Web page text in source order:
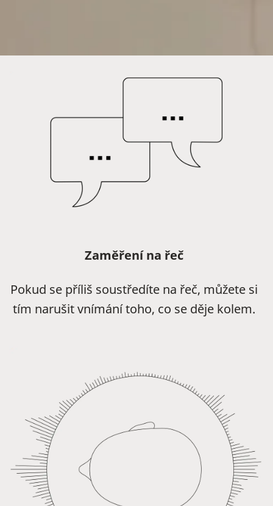
Zaměření na řeč
Pokud se příliš soustředíte na řeč, můžete si
tím narušit vnímání toho, co se děje kolem.